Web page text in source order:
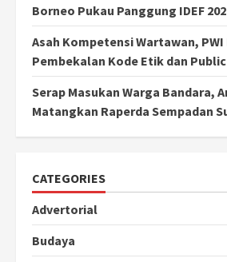
Borneo Pukau Panggung IDEF
Asah Kompetensi Wartawan,
Pembekalan Kode Etik dan
Serap Masukan Warga Bandara,
Matangkan Raperda Sempadan
CATEGORIES
Advertorial
Budaya